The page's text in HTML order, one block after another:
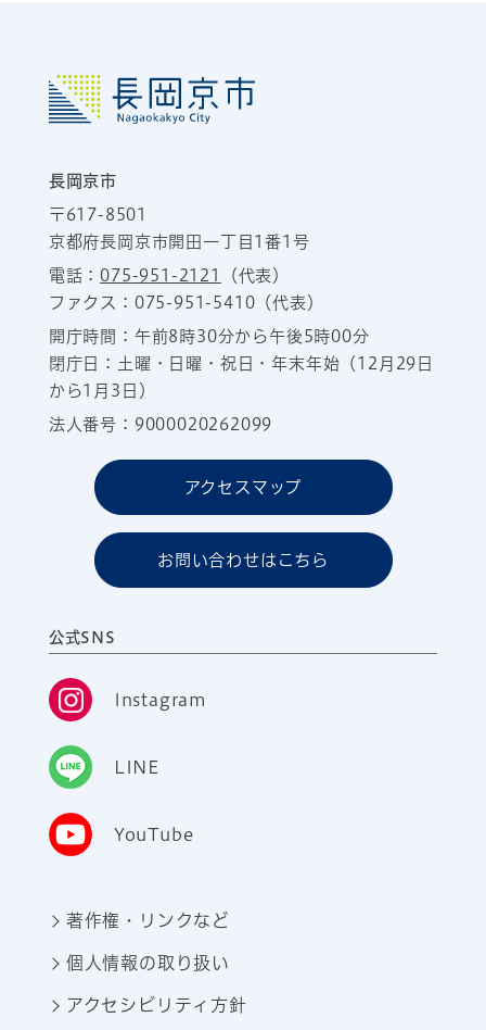
長岡京市
〒617-8501
京都府長岡京市開田一丁目1番1号
電話：075-951-2121
（代表）
ファクス：075-951-5410（代表）
開庁時間：午前8時30分から午後5時00分
閉庁日：土曜・日曜・祝日・年末年始（12月29日
から1月3日）
法人番号：9000020262099
アクセスマップ
お問い合わせはこちら
公式SNS
Instagram
LINE
YouTube
著作権・リンクなど
個人情報の取り扱い
アクセシビリティ方針